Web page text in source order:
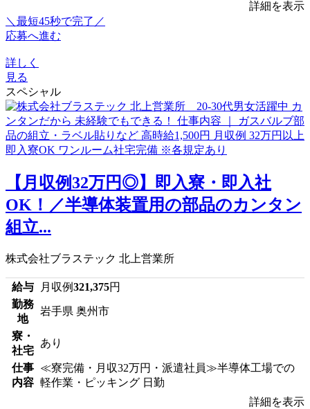
詳細を表示
＼最短45秒で完了／
応募へ進む
詳しく
見る
スペシャル
【月収例32万円◎】即入寮・即入社
OK！／半導体装置用の部品のカンタン
組立...
株式会社ブラステック 北上営業所
給与 月収例321,375円
勤務
地
岩手県 奥州市
寮・
社宅
あり
仕事
内容
≪寮完備・月収32万円・派遣社員≫半導体工場での
軽作業・ピッキング 日勤
詳細を表示